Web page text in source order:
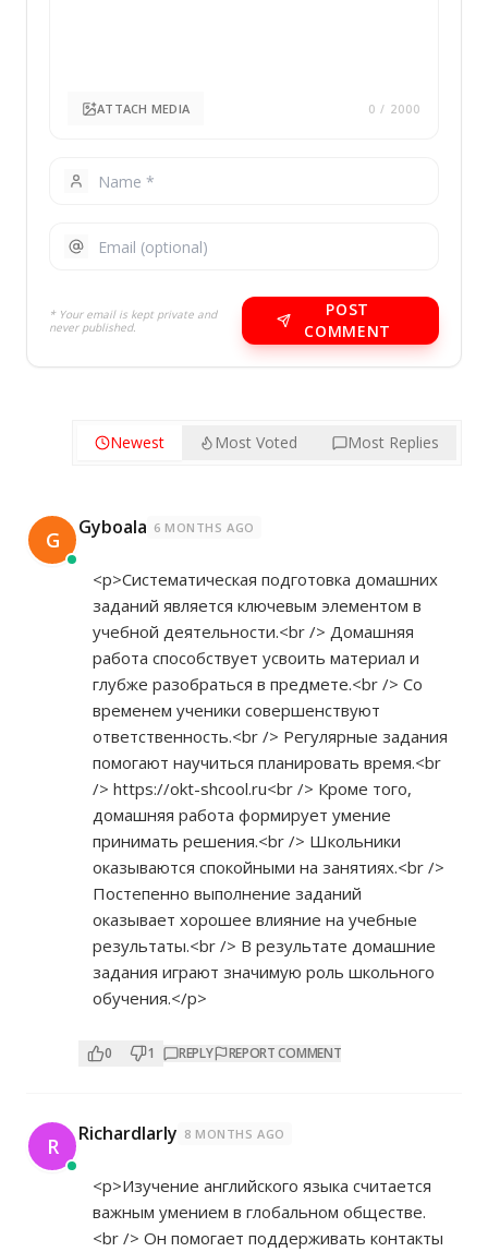
ATTACH MEDIA 0 / 2000
* Your email is kept private and
never published.
POST
COMMENT
Newest Most Voted Most Replies
G Gyboala 6 MONTHS AGO
<p>Систематическая подготовка домашних
заданий является ключевым элементом в
учебной деятельности.<br /> Домашняя
работа способствует усвоить материал и
глубже разобраться в предмете.<br /> Со
временем ученики совершенствуют
ответственность.<br /> Регулярные задания
помогают научиться планировать время.<br
/> https://okt-shcool.ru<br /> Кроме того,
домашняя работа формирует умение
принимать решения.<br /> Школьники
оказываются спокойными на занятиях.<br />
Постепенно выполнение заданий
оказывает хорошее влияние на учебные
результаты.<br /> В результате домашние
задания играют значимую роль школьного
обучения.</p>
0 1 REPLY REPORT COMMENT
R Richardlarly 8 MONTHS AGO
<p>Изучение английского языка считается
важным умением в глобальном обществе.
<br /> Он помогает поддерживать контакты